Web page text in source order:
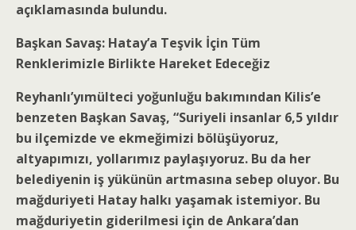
açıklamasında bulundu.
Başkan Savaş: Hatay’a Teşvik İçin Tüm
Renklerimizle Birlikte Hareket Edeceğiz
Reyhanlı’yımülteci yoğunluğu bakımından Kilis’e
benzeten Başkan Savaş, “Suriyeli insanlar 6,5 yıldır
bu ilçemizde ve ekmeğimizi bölüşüyoruz,
altyapımızı, yollarımız paylaşıyoruz. Bu da her
belediyenin iş yükünün artmasına sebep oluyor. Bu
mağduriyeti Hatay halkı yaşamak istemiyor. Bu
mağduriyetin giderilmesi için de Ankara’dan